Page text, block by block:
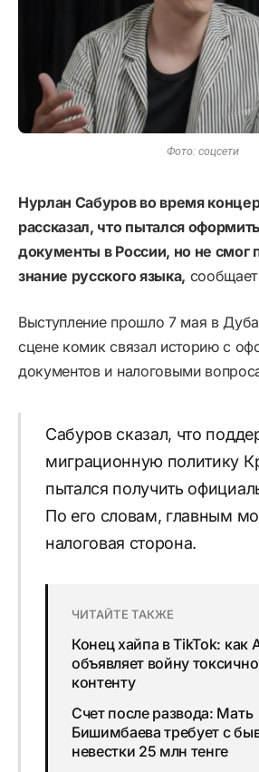
Фото: соцсети
Нурлан Сабуров во время
рассказал, что пытался
документы в России, но не смог
знание русского языка, сообщает
Выступление прошло 7 мая в
сцене комик связал историю с
документов и налоговыми
Сабуров сказал, что
миграционную политику
пытался получить
По его словам, главным
налоговая сторона.
ЧИТАЙТЕ ТАКЖЕ
Конец хайпа в TikTok: как
объявляет войну
контенту
Счет после развода: Мать
Бишимбаева требует с
невестки 25 млн тенге